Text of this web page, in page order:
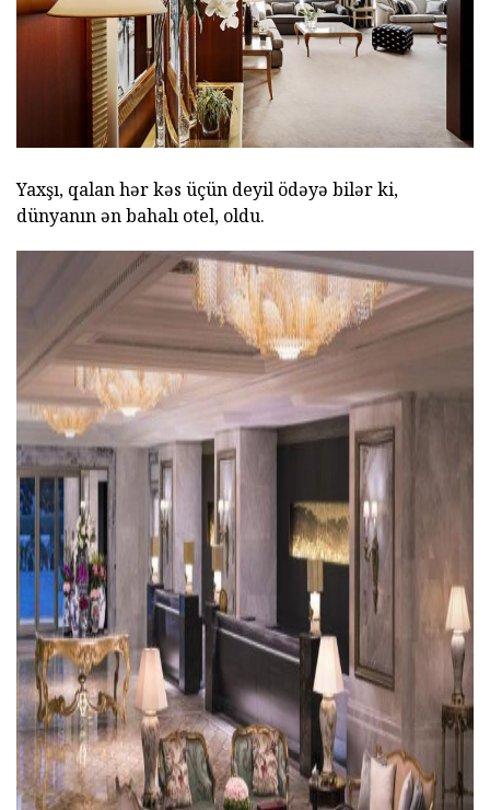
Yaxşı, qalan hər kəs üçün deyil ödəyə bilər ki,
dünyanın ən bahalı otel, oldu.